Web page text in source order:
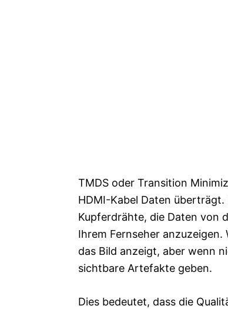
TMDS oder Transition
HDMI-Kabel Daten
Kupferdrähte, die Daten von
Ihrem Fernseher
das Bild anzeigt, aber wenn
sichtbare Artefakte geben.
Dies bedeutet, dass die